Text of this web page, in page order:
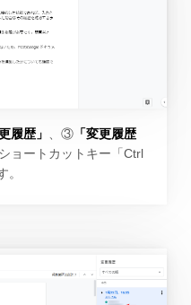
履歴」 、③「変更履歴
ョートカットキー「Ctrl